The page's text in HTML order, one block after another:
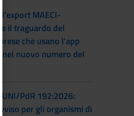
l'export MAECI-
il traguardo del
che usano l'app
nel nuovo numero del
UNI/PdR 192:2026:
per gli organismi di